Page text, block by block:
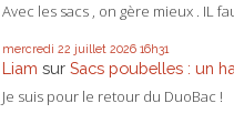
Avec les sacs , on gère mieux . IL
mercredi 22 juillet 2026 16h31
Liam sur Sacs poubelles : un
Je suis pour le retour du DuoBac !